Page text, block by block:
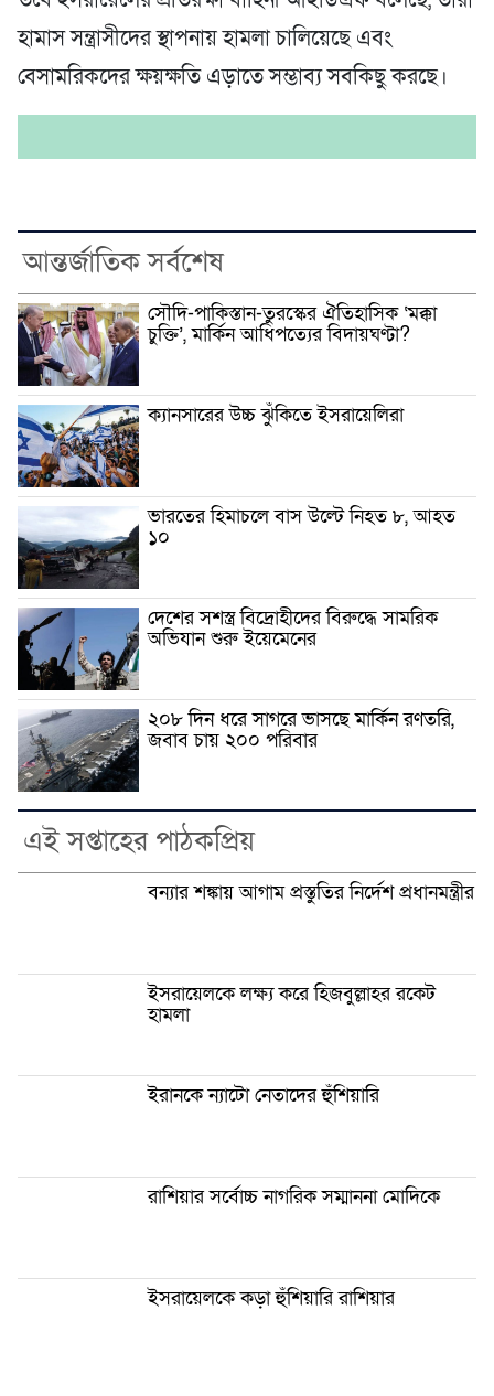
হামাস সন্ত্রাসীদের স্থাপনায় হামলা চালিয়েছে এবং
বেসামরিকদের ক্ষয়ক্ষতি এড়াতে সম্ভাব্য সবকিছু করছে।
আন্তর্জাতিক সর্বশেষ
সৌদি-পাকিস্তান-তুরস্কের ঐতিহাসিক ‘মক্কা
চুক্তি’, মার্কিন আধিপত্যের বিদায়ঘণ্টা?
ক্যানসারের উচ্চ ঝুঁকিতে ইসরায়েলিরা
ভারতের হিমাচলে বাস উল্টে নিহত ৮, আহত
১০
দেশের সশস্ত্র বিদ্রোহীদের বিরুদ্ধে সামরিক
অভিযান শুরু ইয়েমেনের
২০৮ দিন ধরে সাগরে ভাসছে মার্কিন রণতরি,
জবাব চায় ২০০ পরিবার
এই সপ্তাহের পাঠকপ্রিয়
বন্যার শঙ্কায় আগাম প্রস্তুতির নির্দেশ প্রধানমন্ত্রীর
ইসরায়েলকে লক্ষ্য করে হিজবুল্লাহর রকেট
হামলা
ইরানকে ন্যাটো নেতাদের হুঁশিয়ারি
রাশিয়ার সর্বোচ্চ নাগরিক সম্মাননা মোদিকে
ইসরায়েলকে কড়া হুঁশিয়ারি রাশিয়ার